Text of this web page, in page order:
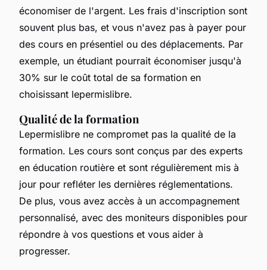
économiser de l'argent. Les frais d'inscription sont
souvent plus bas, et vous n'avez pas à payer pour
des cours en présentiel ou des déplacements. Par
exemple, un étudiant pourrait économiser jusqu'à
30% sur le coût total de sa formation en
choisissant lepermislibre.
Qualité de la formation
Lepermislibre ne compromet pas la qualité de la
formation. Les cours sont conçus par des experts
en éducation routière et sont régulièrement mis à
jour pour refléter les dernières réglementations.
De plus, vous avez accès à un accompagnement
personnalisé, avec des moniteurs disponibles pour
répondre à vos questions et vous aider à
progresser.